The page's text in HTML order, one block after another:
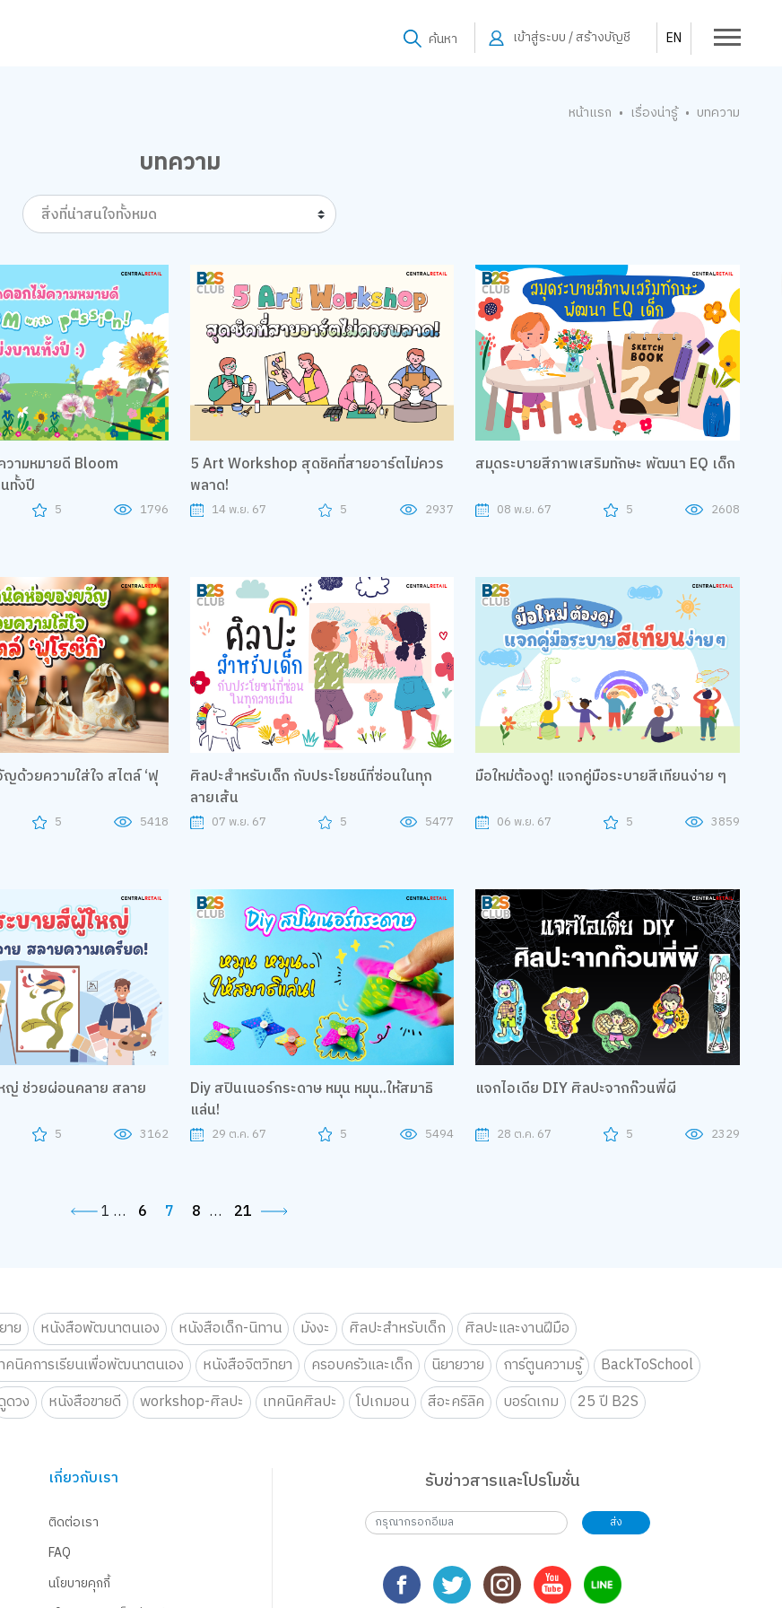
ค้นหา เข้าสู่ระบบ / สร้างบัญชี EN
หน้าแรก • เรื่องน่ารู้ • บทความ
บทความ
สิ่งที่น่าสนใจทั้งหมด
ามหมายดี Bloom
ทั้งปี
5 1796
5 Art Workshop สุดชิคที่สายอาร์ตไม่ควร
พลาด!
14 พ.ย. 67 5 2937
สมุดระบายสีภาพเสริมทักษะ พัฒนา EQ เด็ก
08 พ.ย. 67 5 2608
ความใส่ใจ สไตล์ ‘ฟุ
5 5418
ศิลปะสำหรับเด็ก กับประโยชน์ที่ซ่อนในทุก
ลายเส้น
07 พ.ย. 67 5 5477
มือใหม่ต้องดู! แจกคู่มือระบายสีเทียนง่าย ๆ
06 พ.ย. 67 5 3859
ลาย
5 3162
Diy สปินเนอร์กระดาษ หมุน หมุน..ให้สมาธิ
แล่น!
29 ต.ค. 67 5 5494
แจกไอเดีย DIY ศิลปะจากก๊วนพี่ผี
28 ต.ค. 67 5 2329
1 … 6 7 8 … 21
าย หนังสือพัฒนาตนเอง หนังสือเด็ก-นิทาน มังงะ ศิลปะสำหรับเด็ก
ศิลปะและงานฝีมือ
คนิคการเรียนเพื่อพัฒนาตนเอง หนังสือจิตวิทยา ครอบครัวและเด็ก นิยายวาย การ์ตูนความรู้
BackToSchool
ดวง หนังสือขายดี workshop-ศิลปะ เทคนิคศิลปะ โปเกมอน สีอะคริลิค บอร์ดเกม 25 ปี B2S
เกี่ยวกับเรา
ติดต่อเรา
FAQ
นโยบายคุกกี้
รับข่าวสารและโปรโมชั่น
ส่ง